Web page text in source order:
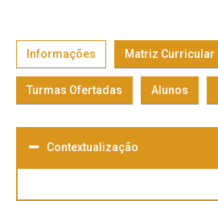
Informações Matriz Curricular
Turmas Ofertadas Alunos
Contextualização